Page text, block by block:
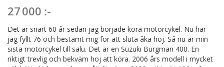
27 000 :-
Det är snart 60 år sedan jag började köra motorcykel. Nu har
jag fyllt 76 och bestämt mig för att sluta åka hoj. Så nu är min
sista motorcykel till salu. Det är en Suzuki Burgman 400. En
riktigt trevlig och bekväm hoj att köra. 2006 års modell i mycket